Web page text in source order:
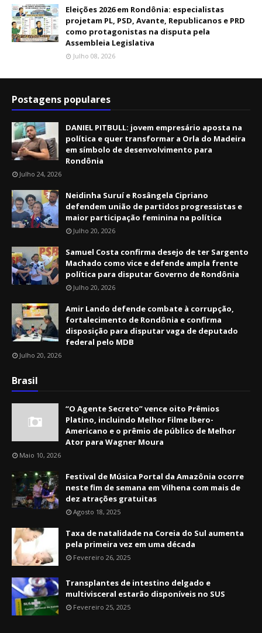
Eleições 2026 em Rondônia: especialistas
projetam PL, PSD, Avante, Republicanos e PRD
como protagonistas na disputa pela
Assembleia Legislativa
Julho 08, 2026
Postagens populares
DANIEL PITBULL: jovem empresário aposta na
política e quer transformar a Orla do Madeira
em símbolo de desenvolvimento para
Rondônia
Julho 24, 2026
Neidinha Suruí e Rosângela Cipriano
defendem união de partidos progressistas e
maior participação feminina na política
Julho 20, 2026
Samuel Costa confirma desejo de ter Sargento
Machado como vice e defende ampla frente
política para disputar Governo de Rondônia
Julho 20, 2026
Amir Lando defende combate à corrupção,
fortalecimento de Rondônia e confirma
disposição para disputar vaga de deputado
federal pelo MDB
Julho 20, 2026
Brasil
“O Agente Secreto” vence oito Prêmios
Platino, incluindo Melhor Filme Ibero-
Americano e o prêmio de público de Melhor
Ator para Wagner Moura
Maio 10, 2026
Festival de Música Portal da Amazônia ocorre
neste fim de semana em Vilhena com mais de
dez atrações gratuitas
Agosto 18, 2025
Taxa de natalidade na Coreia do Sul aumenta
pela primeira vez em uma década
Fevereiro 26, 2025
Transplantes de intestino delgado e
multivisceral estarão disponíveis no SUS
Fevereiro 25, 2025